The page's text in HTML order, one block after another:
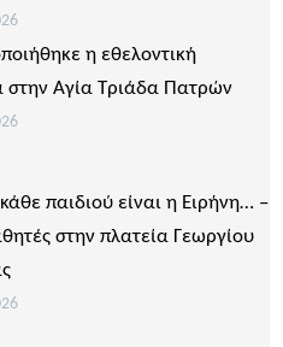
η εθελοντική
στην Αγία Τριάδα Πατρών
παιδιού είναι η Ειρήνη… –
στην πλατεία Γεωργίου